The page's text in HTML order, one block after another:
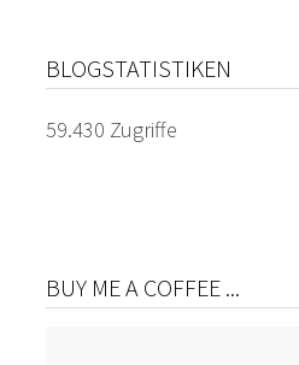
BLOGSTATISTIKEN
59.430 Zugriffe
BUY ME A COFFEE ...